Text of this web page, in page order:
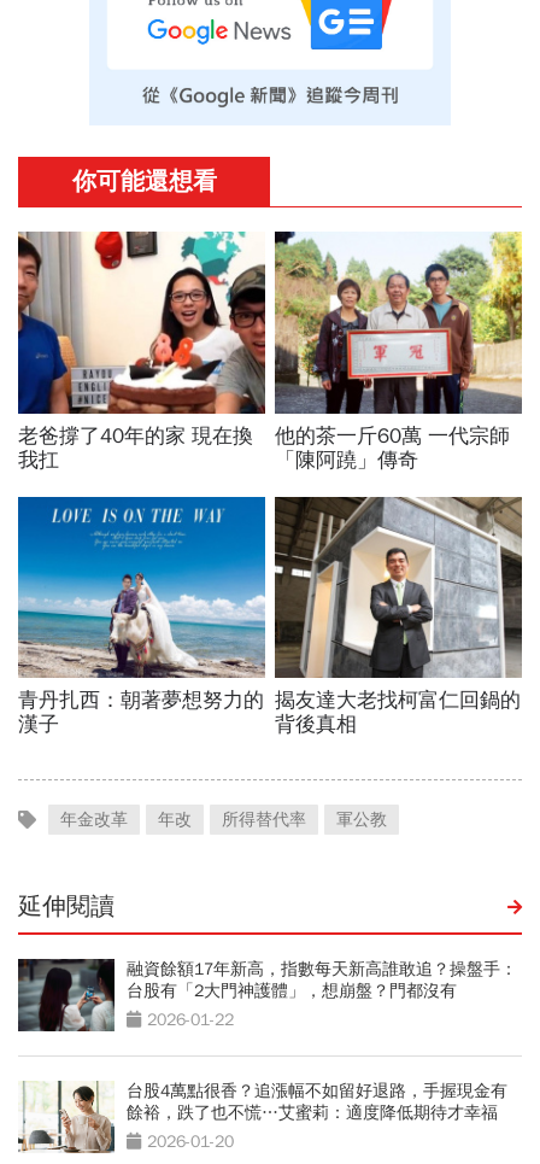
年金改革 年改 所得替代率 軍公教
延伸閱讀
融資餘額17年新高，指數每天新高誰敢追？操盤手：
台股有「2大門神護體」，想崩盤？門都沒有
2026-01-22
台股4萬點很香？追漲幅不如留好退路，手握現金有
餘裕，跌了也不慌…艾蜜莉：適度降低期待才幸福
2026-01-20